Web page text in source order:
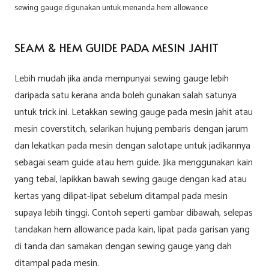
sewing gauge digunakan untuk menanda hem allowance
SEAM & HEM GUIDE PADA MESIN JAHIT
Lebih mudah jika anda mempunyai sewing gauge lebih
daripada satu kerana anda boleh gunakan salah satunya
untuk trick ini. Letakkan sewing gauge pada mesin jahit atau
mesin coverstitch, selarikan hujung pembaris dengan jarum
dan lekatkan pada mesin dengan salotape untuk jadikannya
sebagai seam guide atau hem guide. Jika menggunakan kain
yang tebal, lapikkan bawah sewing gauge dengan kad atau
kertas yang dilipat-lipat sebelum ditampal pada mesin
supaya lebih tinggi. Contoh seperti gambar dibawah, selepas
tandakan hem allowance pada kain, lipat pada garisan yang
di tanda dan samakan dengan sewing gauge yang dah
ditampal pada mesin.